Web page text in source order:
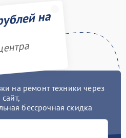
на
на ремонт техники через
сайт,
бессрочная скидка